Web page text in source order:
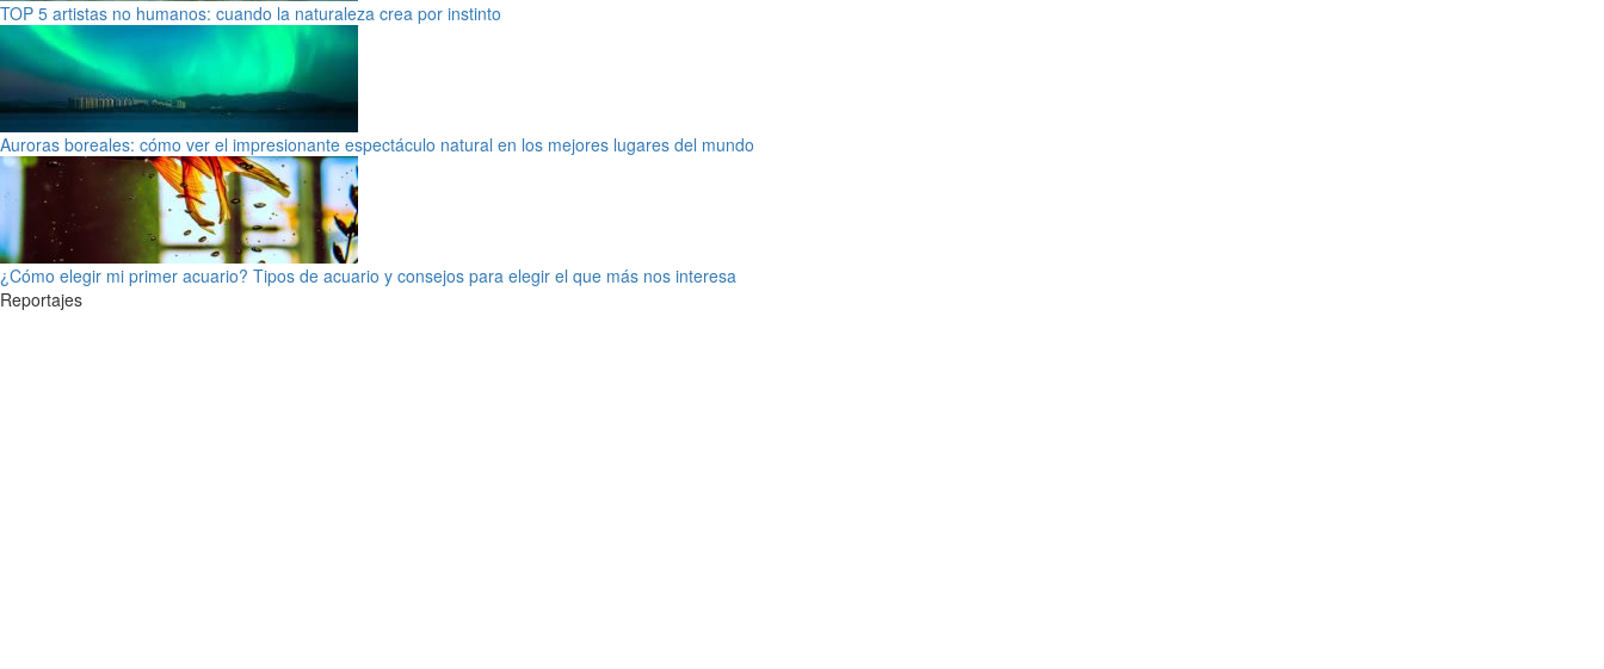
TOP 5 artistas no humanos: cuando la naturaleza crea por instinto
Auroras boreales: cómo ver el impresionante espectáculo natural en los mejores lugares del mundo
¿Cómo elegir mi primer acuario? Tipos de acuario y consejos para elegir el que más nos interesa
Reportajes